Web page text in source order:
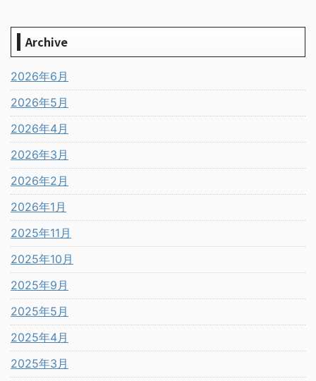
Archive
2026年6月
2026年5月
2026年4月
2026年3月
2026年2月
2026年1月
2025年11月
2025年10月
2025年9月
2025年5月
2025年4月
2025年3月